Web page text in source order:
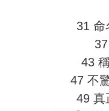
31
43
47 不
49 真